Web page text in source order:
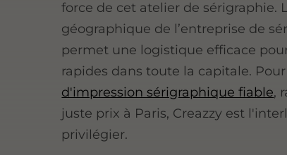
force de cet atelier de sérigraphie.
géographique de l’entreprise de
permet une logistique efficace
rapides dans toute la capitale.
d'impression sérigraphique fiable,
juste prix à Paris, Creazzy est
privilégier.